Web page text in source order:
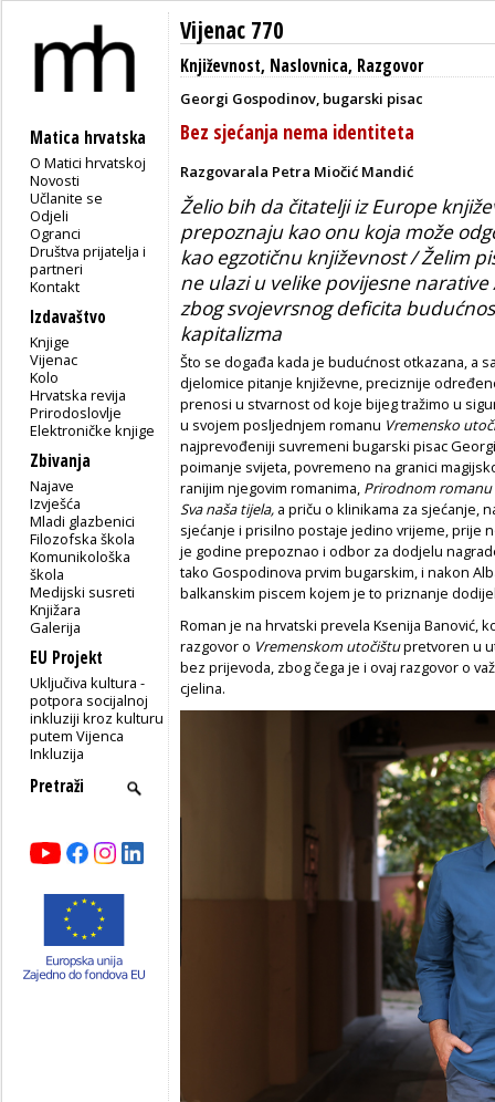
Matica hrvatska
O Matici hrvatskoj
Novosti
Učlanite se
Odjeli
Ogranci
Društva prijatelja i
partneri
Kontakt
Izdavaštvo
Knjige
Vijenac
Kolo
Hrvatska revija
Prirodoslovlje
Elektroničke knjige
Zbivanja
Najave
Izvješća
Mladi glazbenici
Filozofska škola
Komunikološka
škola
Medijski susreti
Knjižara
Galerija
EU Projekt
Uključiva kultura -
potpora socijalnoj
inkluziji kroz kulturu
putem Vijenca
Inkluzija
Vijenac 770
Književnost, Naslovnica, Razgovor
Georgi Gospodinov, bugarski pisac
Bez sjećanja nema identiteta
Razgovarala Petra Miočić Mandić
Želio bih da čitatelji iz Europe
prepoznaju kao onu koja može
kao egzotičnu književnost / Želim
ne ulazi u velike povijesne
zbog svojevrsnog deficita
kapitalizma
Što se događa kada je budućnost otkazana, a
djelomice pitanje književne, preciznije
prenosi u stvarnost od koje bijeg tražimo u
u svojem posljednjem romanu Vremensko
najprevođeniji suvremeni bugarski pisac
poimanje svijeta, povremeno na granici
ranijim njegovim romanima, Prirodnom romanu
Sva naša tijela, a priču o klinikama za sjećanje,
sjećanje i prisilno postaje jedino vrijeme, prije
je godine prepoznao i odbor za dodjelu
tako Gospodinova prvim bugarskim, i nakon
balkanskim piscem kojem je to priznanje
Roman je na hrvatski prevela Ksenija Banović,
razgovor o Vremenskom utočištupretvoren u
bez prijevoda, zbog čega je i ovaj razgovor o
cjelina.